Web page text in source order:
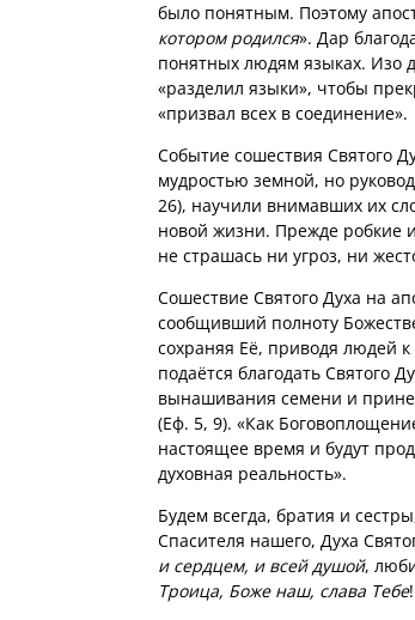
было понятным. Поэтому
котором родился». Дар
понятных людям языках. Изо
«разделил языки», чтобы
«призвал всех в соединение».
Событие сошествия Святого
мудростью земной, но
26), научили внимавших их
новой жизни. Прежде робкие
не страшась ни угроз, ни
Сошествие Святого Духа на
сообщивший полноту
сохраняя Её, приводя людей
подаётся благодать Святого
вынашивания семени и
(Еф. 5, 9). «Как
настоящее время и будут
духовная реальность».
Будем всегда, братия и
Спасителя нашего, Духа
и сердцем, и всей душой,
Троица, Боже наш, слава Тебе